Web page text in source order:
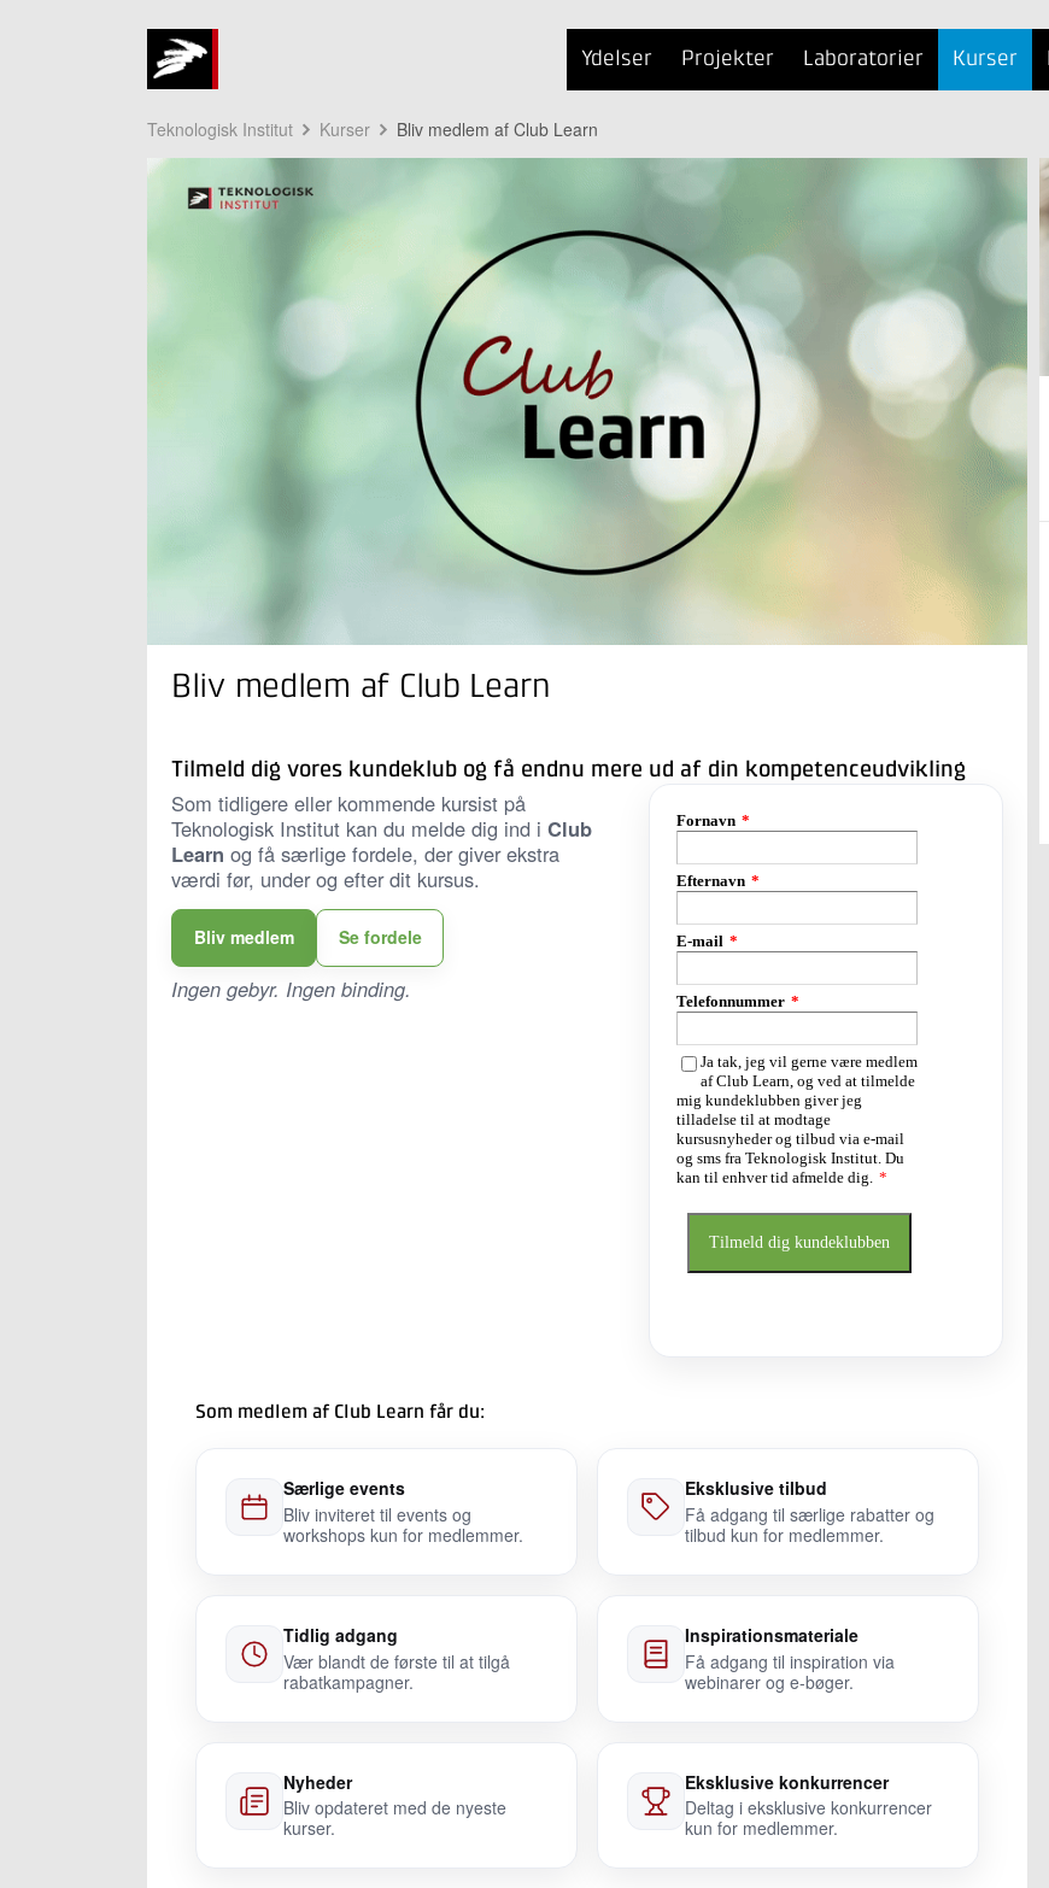
Ydelser Projekter Laboratorier Kurser
Teknologisk Institut Kurser Bliv medlem af Club Learn
Bliv medlem af Club Learn
Tilmeld dig vores kundeklub og få endnu mere ud af din kompetenceudvikling
Som tidligere eller kommende kursist på
Teknologisk Institut kan du melde dig ind i Club
Learn og få særlige fordele, der giver ekstra
værdi før, under og efter dit kursus.
Bliv medlem Se fordele
Ingen gebyr. Ingen binding.
Som medlem af Club Learn får du:
Særlige events
Bliv inviteret til events og
workshops kun for medlemmer.
Eksklusive tilbud
Få adgang til særlige rabatter og
tilbud kun for medlemmer.
Tidlig adgang
Vær blandt de første til at tilgå
rabatkampagner.
Inspirationsmateriale
Få adgang til inspiration via
webinarer og e-bøger.
Nyheder
Bliv opdateret med de nyeste
kurser.
Eksklusive konkurrencer
Deltag i eksklusive konkurrencer
kun for medlemmer.